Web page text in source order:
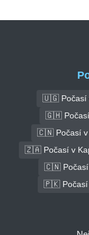
🇺🇬 Počasí
🇬🇭 Počasí
🇨🇳 Počasí v
🇿🇦 Počasí v
🇨🇳 Počasí
🇵🇰 Počasí